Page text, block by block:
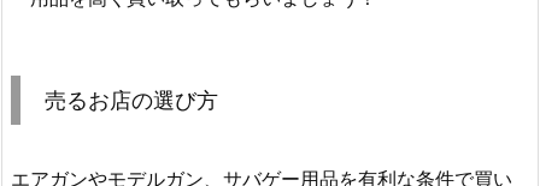
売るお店の選び方
エアガンやモデルガン、サバゲー用品を有利な条件で買い